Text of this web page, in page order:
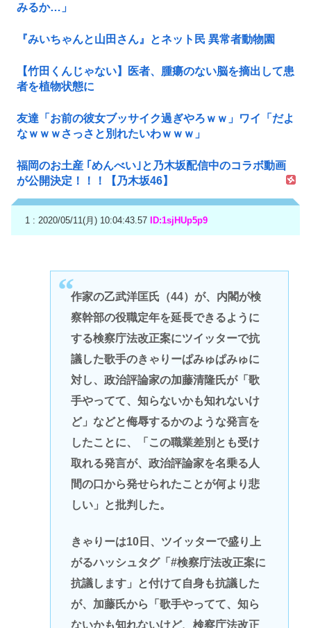
みるか…」
『みいちゃんと山田さん』とネット民 異常者動物園
【竹田くんじゃない】医者、腫瘍のない脳を摘出して患
者を植物状態に
友達「お前の彼女ブッサイク過ぎやろｗｗ」ワイ「だよ
なｗｗｗさっさと別れたいわｗｗｗ」
福岡のお土産 ｢めんべい｣と乃木坂配信中のコラボ動画
が公開決定！！！【乃木坂46】
1 : 2020/05/11(月) 10:04:43.57 ID:1sjHUp5p9
作家の乙武洋匡氏（44）が、内閣が検
察幹部の役職定年を延長できるように
する検察庁法改正案にツイッターで抗
議した歌手のきゃりーぱみゅぱみゅに
対し、政治評論家の加藤清隆氏が「歌
手やってて、知らないかも知れないけ
ど」などと侮辱するかのような発言を
したことに、「この職業差別とも受け
取れる発言が、政治評論家を名乗る人
間の口から発せられたことが何より悲
しい」と批判した。
きゃりーは10日、ツイッターで盛り上
がるハッシュタグ「#検察庁法改正案に
抗議します」と付けて自身も抗議した
が、加藤氏から「歌手やってて、知ら
ないかも知れないけど、検察庁法改正